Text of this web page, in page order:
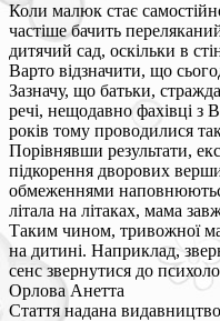
Коли малюк стає
частіше бачить
дитячий сад, оскільки в
Варто відзначити, що
Зазначу, що батьки,
речі, нещодавно фахівці з
років тому проводилися
Порівнявши результати,
підкорення дворових
обмеженнями
літала на літаках, мама
Таким чином, тривожної
на дитині. Наприклад,
сенс звернутися до
Орлова Анетта
Стаття надана